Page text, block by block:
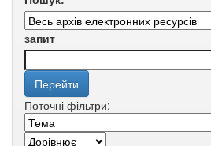
запит
Поточні фільтри: